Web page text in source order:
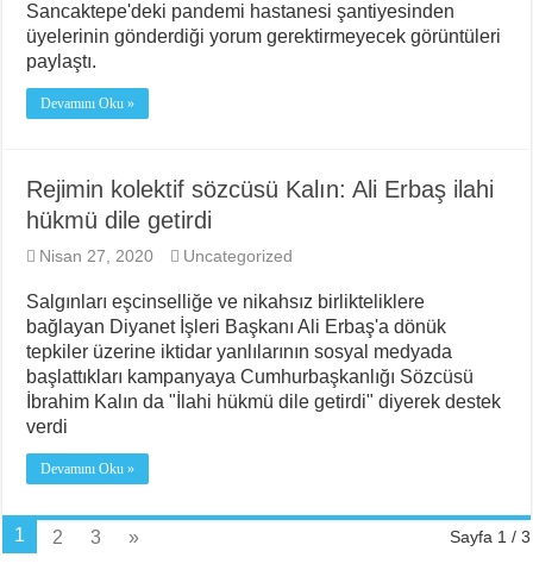
Sancaktepe'deki pandemi hastanesi şantiyesinden
üyelerinin gönderdiği yorum gerektirmeyecek görüntüleri
paylaştı.
Devamını Oku »
Rejimin kolektif sözcüsü Kalın: Ali Erbaş ilahi
hükmü dile getirdi
Nisan 27, 2020 Uncategorized
Salgınları eşcinselliğe ve nikahsız birlikteliklere
bağlayan Diyanet İşleri Başkanı Ali Erbaş'a dönük
tepkiler üzerine iktidar yanlılarının sosyal medyada
başlattıkları kampanyaya Cumhurbaşkanlığı Sözcüsü
İbrahim Kalın da "İlahi hükmü dile getirdi" diyerek destek
verdi
Devamını Oku »
Sayfa 1 / 3
1 2 3 »